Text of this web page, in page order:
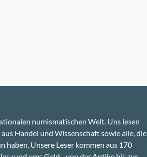
numismatischen Welt. Uns lesen
Handel und Wissenschaft sowie alle, die
haben. Unsere Leser kommen aus 170